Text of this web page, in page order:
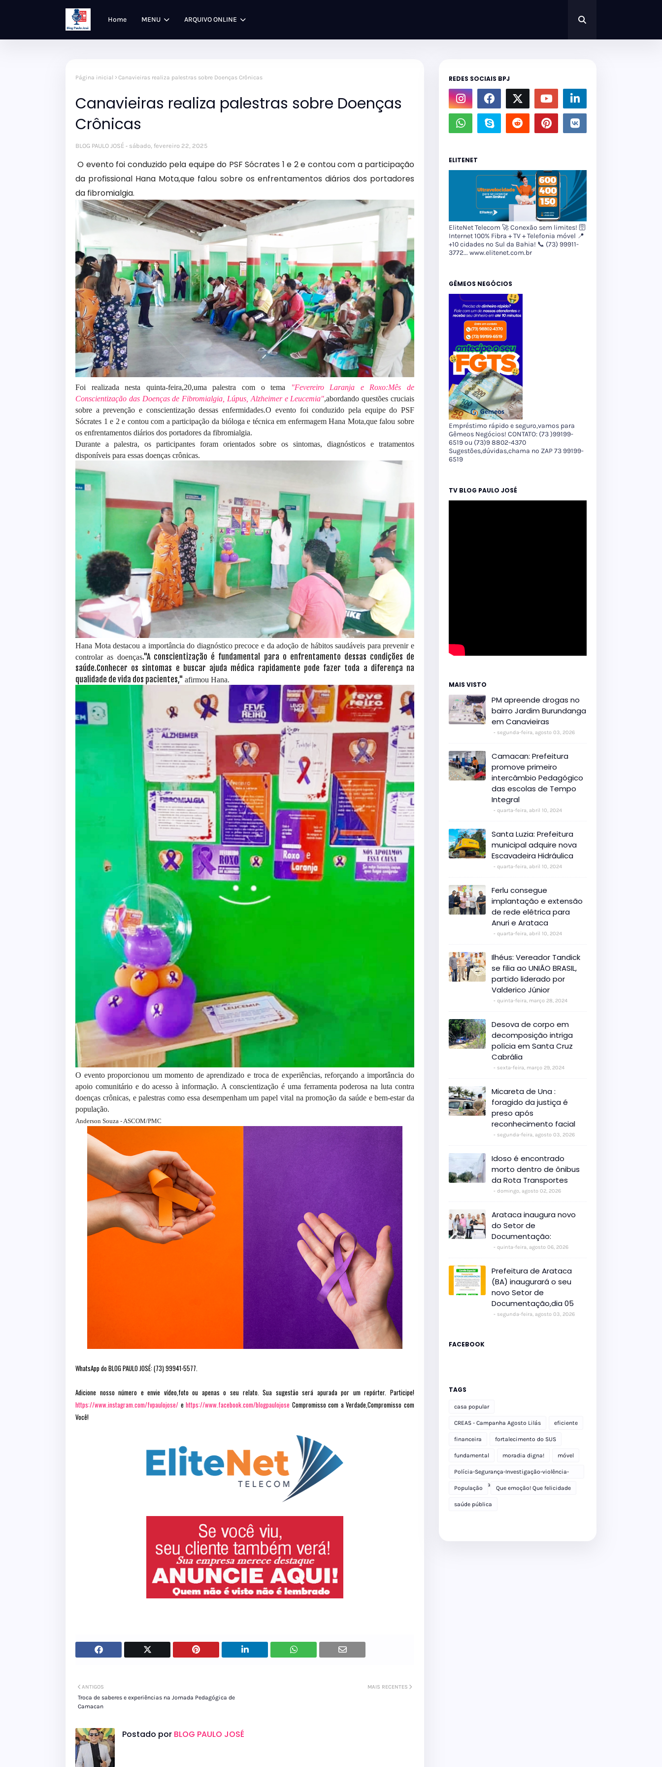
Home MENU ARQUIVO ONLINE
Página inicial Canavieiras realiza palestras sobre Doenças Crônicas
Canavieiras realiza palestras sobre Doenças
Crônicas
BLOG PAULO JOSÉ sábado, fevereiro 22, 2025
O evento foi conduzido pela equipe do PSF Sócrates 1 e 2 e contou com a participação
da profissional Hana Mota,que falou sobre os enfrentamentos diários dos portadores
da fibromialgia.
Foi realizada nesta quinta-feira,20,uma palestra com o tema
"Fevereiro Laranja e Roxo:Mês de
Conscientização das Doenças de Fibromialgia, Lúpus, Alzheimer e Leucemia",abordando questões cruciais
sobre a prevenção e conscientização dessas enfermidades.O evento foi conduzido pela equipe do PSF
Sócrates 1 e 2 e contou com a participação da bióloga e técnica em enfermagem Hana Mota,que falou sobre
os enfrentamentos diários dos portadores da fibromialgia.
Durante a palestra, os participantes foram orientados sobre os sintomas, diagnósticos e tratamentos
disponíveis para essas doenças crônicas.
Hana Mota destacou a importância do diagnóstico precoce e da adoção de hábitos saudáveis para prevenir e
controlar as doenças."A conscientização é fundamental para o enfrentamento dessas condições de
saúde.Conhecer os sintomas e buscar ajuda médica rapidamente pode fazer toda a diferença na
qualidade de vida dos pacientes," afirmou Hana.
O evento proporcionou um momento de aprendizado e troca de experiências, reforçando a importância do
apoio comunitário e do acesso à informação. A conscientização é uma ferramenta poderosa na luta contra
doenças crônicas, e palestras como essa desempenham um papel vital na promoção da saúde e bem-estar da
população.
Anderson Souza - ASCOM/PMC
WhatsApp do BLOG PAULO JOSÉ: (73) 99941-5577.
Adicione nosso número e envie vídeo,foto ou apenas o seu relato. Sua sugestão será apurada por um repórter. Participe!
https://www.instagram.com/fvpaulojose/ ehttps://www.facebook.com/blogpaulojose Compromisso com a Verdade,Compromisso com
Você!
MAIS RECENTES
ANTIGOS
Troca de saberes e experiências na Jornada Pedagógica de
Camacan
Postado por BLOG PAULO JOSÉ
REDES SOCIAIS BPJ
ELITENET
EliteNet Telecom 🚀 Conexão sem limites! 🛜
Internet 100% Fibra + TV + Telefonia móvel 📍
+10 cidades no Sul da Bahia! 📞 (73) 99911-
3772... www.elitenet.com.br
GÊMEOS NEGÓCIOS
Empréstimo rápido e seguro,vamos para
Gêmeos Negócios! CONTATO: (73 )99199-
6519 ou (73)9 8802-4370
Sugestões,dúvidas,chama no ZAP 73 99199-
6519
TV BLOG PAULO JOSÉ
MAIS VISTO
PM apreende drogas no
bairro Jardim Burundanga
em Canavieiras
segunda-feira, agosto 03, 2026
Camacan: Prefeitura
promove primeiro
intercâmbio Pedagógico
das escolas de Tempo
Integral
quarta-feira, abril 10, 2024
Santa Luzia: Prefeitura
municipal adquire nova
Escavadeira Hidráulica
quarta-feira, abril 10, 2024
Ferlu consegue
implantação e extensão
de rede elétrica para
Anuri e Arataca
quarta-feira, abril 10, 2024
Ilhéus: Vereador Tandick
se filia ao UNIÃO BRASIL,
partido liderado por
Valderico Júnior
quinta-feira, março 28, 2024
Desova de corpo em
decomposição intriga
polícia em Santa Cruz
Cabrália
sexta-feira, março 29, 2024
Micareta de Una :
foragido da justiça é
preso após
reconhecimento facial
segunda-feira, agosto 03, 2026
Idoso é encontrado
morto dentro de ônibus
da Rota Transportes
domingo, agosto 02, 2026
Arataca inaugura novo
do Setor de
Documentação:
quinta-feira, agosto 06, 2026
Prefeitura de Arataca
(BA) inaugurará o seu
novo Setor de
Documentação,dia 05
segunda-feira, agosto 03, 2026
FACEBOOK
TAGS
casa popular
CREAS - Campanha Agosto Lilás eficiente
financeira fortalecimento do SUS
fundamental moradia digna! móvel
Polícia-Segurança-Investigação-violência-
Polícia Militar-delegacia
População Que emoção! Que felicidade
saúde pública